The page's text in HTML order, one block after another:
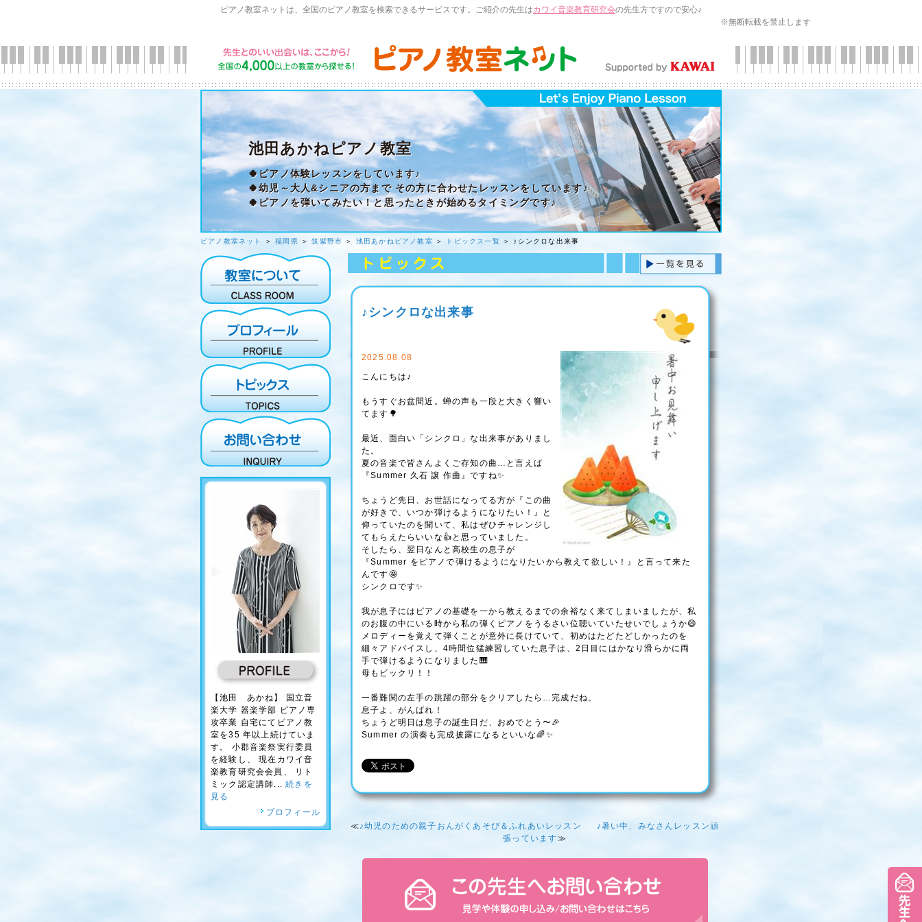
ピアノ教室ネットは、全国のピアノ教室を検索できるサービスです。ご紹介の先生はカワイ音楽教育研究会の先生方ですので安心♪
※無断転載を禁止します
池田あかねピアノ教室
🍀ピアノ体験レッスンをしています♪
🍀幼児～大人&シニアの方まで その方に合わせたレッスンをしています♪
🍀ピアノを弾いてみたい！と思ったときが始めるタイミングです♪
ピアノ教室ネット ＞福岡県 ＞筑紫野市 ＞ 池田あかねピアノ教室 ＞ トピックス一覧 ＞ ♪シンクロな出来事
【池田 あかね】 国立音
楽大学 器楽学部 ピアノ専
攻卒業 自宅にてピアノ教
室を35 年以上続けていま
す。 小郡音楽祭実行委員
を経験し、 現在カワイ音
楽教育研究会会員、 リト
ミック認定講師...続きを
見る
プロフィール
♪シンクロな出来事
2025.08.08
こんにちは♪
もうすぐお盆間近。蝉の声も一段と大きく響い
てます🌳
最近、面白い「シンクロ」な出来事がありまし
た。
夏の音楽で皆さんよくご存知の曲…と言えば
『Summer 久石 譲 作曲』ですね✨
ちょうど先日、お世話になってる方が『この曲
が好きで、いつか弾けるようになりたい！』と
仰っていたのを聞いて、私はぜひチャレンジし
てもらえたらいいな👍️と思っていました。
そしたら、翌日なんと高校生の息子が
『Summer をピアノで弾けるようになりたいから教えて欲しい！』と言って来た
んです🤩
シンクロです✨
我が息子にはピアノの基礎を一から教えるまでの余裕なく来てしまいましたが、私
のお腹の中にいる時から私の弾くピアノをうるさい位聴いていたせいでしょうか😄
メロディーを覚えて弾くことが意外に長けていて、初めはたどたどしかったのを
細々アドバイスし、4時間位猛練習していた息子は、2日目にはかなり滑らかに両
手で弾けるようになりました🎹
母もビックリ！！
一番難関の左手の跳躍の部分をクリアしたら…完成だね。
息子よ、がんばれ！
ちょうど明日は息子の誕生日だ、おめでとう〜🎉
Summer の演奏も完成披露になるといいな🌈✨️
≪♪幼児のための親子おんがくあそび＆ふれあいレッスン
♪暑い中、みなさんレッスン頑
張っています≫